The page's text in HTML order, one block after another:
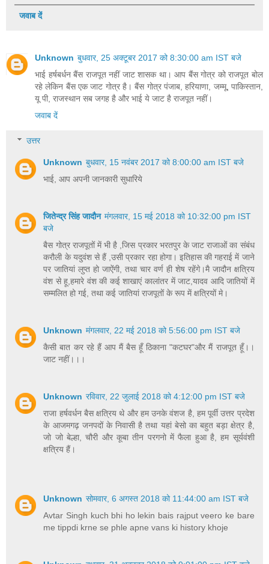
जवाब दें
Unknown बुधवार, 25 अक्टूबर 2017 को 8:30:00 am IST बजे
भाई हर्षबर्धन बैंस राजपूत नहीं जाट शासक था। आप बैंस गोत्र को राजपूत बोल
रहे लेकिन बैंस एक जाट गोत्र है। बैंस गोत्र पंजाब, हरियाणा, जम्मू, पाकिस्तान,
यू पी, राजस्थान सब जगह है और भाई ये जाट है राजपूत नहीं।
जवाब दें
उत्तर
Unknown बुधवार, 15 नवंबर 2017 को 8:00:00 am IST बजे
भाई, आप अपनी जानकारी सुधारिये
जितेन्द्र सिंह जादौन मंगलवार, 15 मई 2018 को 10:32:00 pm IST
बजे
बैस गोत्र राजपूतों में भी है ,जिस प्रकार भरतपुर के जाट राजाओं का संबंध
करौली के यदुवंश से हैं ,उसी प्रकार रहा होगा। इतिहास की गहराई में जाने
पर जातियां लुप्त हो जाऐंगी, तथा चार वर्ण ही शेष रहेंगे।मै जादौन क्षत्रिय
वंश से हू,हमारे वंश की कई शाखाएं कालांतर में जाट,यादव आदि जातियों में
सम्मलित हो गई, तथा कई जातियां राजपूतों के रूप में क्षत्रियों मे।
Unknown मंगलवार, 22 मई 2018 को 5:56:00 pm IST बजे
कैसी बात कर रहे हैं आप मैं बैस हूँ ठिकाना "कटघर"और मैं राजपूत हूँ।।
जाट नहीं।।।
Unknown रविवार, 22 जुलाई 2018 को 4:12:00 pm IST बजे
राजा हर्षवर्धन बैस क्षत्रिय थे और हम उनके वंशज है, हम पूर्वी उत्तर प्रदेश
के आजमगढ़ जनपदों के निवासी है तथा यहां बेसो का बहुत बड़ा क्षेत्र है,
जो जो बेल्हा, चौरी और कूबा तीन परगनो में फैला हुआ है, हम सूर्यवंशी
क्षत्रिय हैं।
Unknown सोमवार, 6 अगस्त 2018 को 11:44:00 am IST बजे
Avtar Singh kuch bhi ho lekin bais rajput veero ke bare
me tippdi krne se phle apne vans ki history khoje